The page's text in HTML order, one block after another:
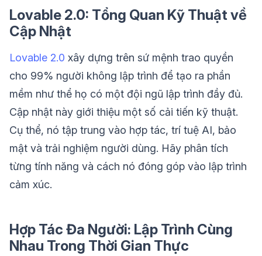
Lovable 2.0: Tổng Quan Kỹ Thuật về
Cập Nhật
Lovable 2.0 xây dựng trên sứ mệnh trao quyền
cho 99% người không lập trình để tạo ra phần
mềm như thể họ có một đội ngũ lập trình đầy đủ.
Cập nhật này giới thiệu một số cải tiến kỹ thuật.
Cụ thể, nó tập trung vào hợp tác, trí tuệ AI, bảo
mật và trải nghiệm người dùng. Hãy phân tích
từng tính năng và cách nó đóng góp vào lập trình
cảm xúc.
Hợp Tác Đa Người: Lập Trình Cùng
Nhau Trong Thời Gian Thực